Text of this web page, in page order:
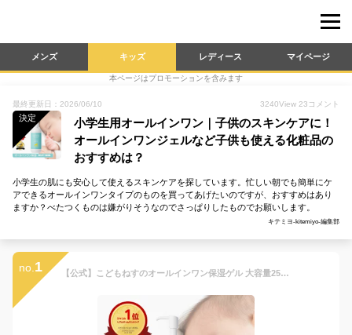
メンズ キッズ レディース マイページ
本ページはプロモーションを含みます
最終更新日：2026/06/10 3240View 23 コメント
決定
小学生用オールインワン｜子供のスキンケアに！
オールインワンジェルなど子供も使える化粧品の
おすすめは？
小学生の肌にも安心して使えるスキンケアを探しています。忙しい朝でも簡単にケ
アできるオールインワンタイプのものを買ってあげたいのですが、おすすめはあり
ますか？べたつくものは嫌がりそうなのでさっぱりしたものでお願いします。
キテミヨ-kitemiyo-編集部
no. 1 【公式】こどもねすのオールインワン保湿ゲル 大容量250g［顔/全身用保湿ゲル］ベビーローション ベビークリーム ベビーオイル ベビーミルク 新生児 ベビー 赤ちゃん こども 無添加 スキンケア 天然由来 無香料 出産祝 敏感肌 ポンプタイプ LDK三冠